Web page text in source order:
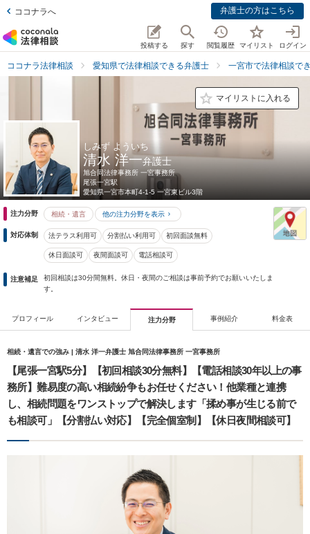
ココナラへ 弁護士の方はこちら
投稿する 探す 閲覧履歴 マイリスト ログイン
ココナラ法律相談 愛知県で法律相談できる弁護士 一宮市で法律相談で
マイリストに入れる
しみず よういち
清水 洋一弁護士
旭合同法律事務所 一宮事務所
尾張一宮駅
愛知県一宮市本町4-1-5 一宮東ビル3階
注力分野 相続・遺言 他の注力分野を表示
対応体制 法テラス利用可 分割払い利用可 初回面談無料
休日面談可 夜間面談可 電話相談可
注意補足
初回相談は30分間無料。休日・夜間のご相談は事前予約でお願いいたしま
す。
プロフィール インタビュー 注力分野 事例紹介 料金表
相続・遺言での強み | 清水 洋一弁護士 旭合同法律事務所 一宮事務所
【尾張一宮駅5分】【初回相談30分無料】【電話相談30年以上の事
務所】難易度の高い相続紛争もお任せください！他業種と連携
し、相続問題をワンストップで解決します「揉め事が生じる前で
も相談可」【分割払い対応】【完全個室制】【休日夜間相談可】